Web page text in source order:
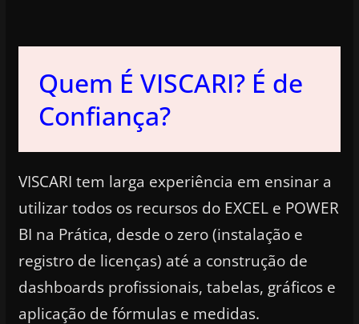
Quem É VISCARI? É de
Confiança?
VISCARI tem larga experiência em ensinar a
utilizar todos os recursos do EXCEL e POWER
BI na Prática, desde o zero (instalação e
registro de licenças) até a construção de
dashboards profissionais, tabelas, gráficos e
aplicação de fórmulas e medidas.